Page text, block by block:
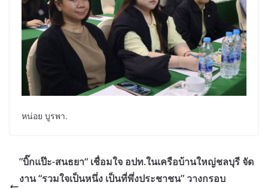
หน่อย บูรพา.
”บิ๊กแป๊ะ-สนธยา“ เชื่อมใจ อปท.ในเครือบ้านใหญ่ชลบุรี จัด
งาน “รวมใจเป็นหนึ่ง เป็นที่พึ่งประชาชน” วางกรอบ